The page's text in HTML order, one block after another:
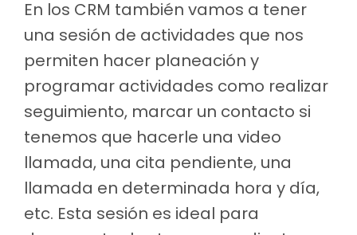
En los CRM también vamos a tener
una sesión de actividades que nos
permiten hacer planeación y
programar actividades como realizar
seguimiento, marcar un contacto si
tenemos que hacerle una video
llamada, una cita pendiente, una
llamada en determinada hora y día,
etc. Esta sesión es ideal para